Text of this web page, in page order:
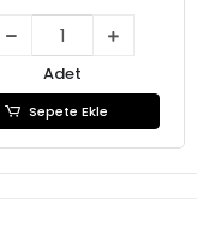
Adet
Sepete Ekle